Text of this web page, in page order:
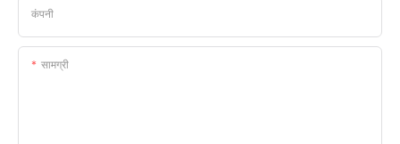
कंपनी
सामग्री